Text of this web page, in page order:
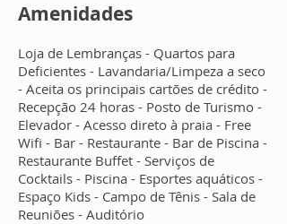
Amenidades
Loja de Lembranças - Quartos para
Deficientes - Lavandaria/Limpeza a seco
- Aceita os principais cartões de crédito -
Recepção 24 horas - Posto de Turismo -
Elevador - Acesso direto à praia - Free
Wifi - Bar - Restaurante - Bar de Piscina -
Restaurante Buffet - Serviços de
Cocktails - Piscina - Esportes aquáticos -
Espaço Kids - Campo de Tênis - Sala de
Reuniões - Auditório